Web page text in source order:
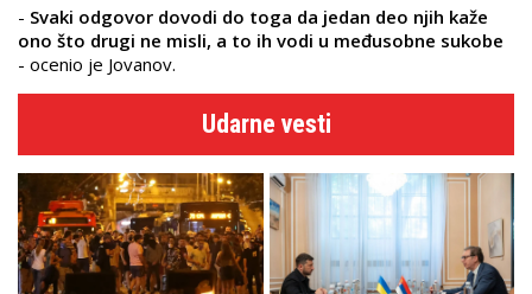
- Svaki odgovor dovodi do toga da jedan deo njih kaže
ono što drugi ne misli, a to ih vodi u međusobne sukobe
- ocenio je Jovanov.
Udarne vesti